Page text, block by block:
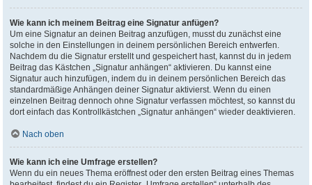
Wie kann ich meinem Beitrag eine Signatur anfügen?
Um eine Signatur an deinen Beitrag anzufügen, musst du zunächst eine
solche in den Einstellungen in deinem persönlichen Bereich entwerfen.
Nachdem du die Signatur erstellt und gespeichert hast, kannst du in jedem
Beitrag das Kästchen „Signatur anhängen“ aktivieren. Du kannst eine
Signatur auch hinzufügen, indem du in deinem persönlichen Bereich das
standardmäßige Anhängen deiner Signatur aktivierst. Wenn du einen
einzelnen Beitrag dennoch ohne Signatur verfassen möchtest, so kannst du
dort einfach das Kontrollkästchen „Signatur anhängen“ wieder deaktivieren.
Nach oben
Wie kann ich eine Umfrage erstellen?
Wenn du ein neues Thema eröffnest oder den ersten Beitrag eines Themas